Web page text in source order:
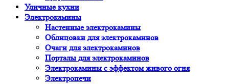
Уличные кухни
Электрокамины
Настенные электрокамины
Облицовки для электрокаминов
Очаги для электрокаминов
Порталы для электрокаминов
Электрокамины с эффектом живого огня
Электропечи